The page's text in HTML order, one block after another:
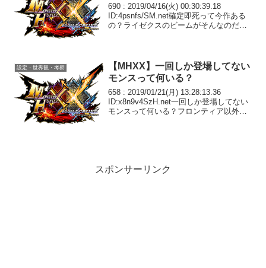
690 : 2019/04/16(火) 00:30:39.18
ID:4psnfs/SM.net確定即死って今作ある
の？ライゼクスのビームがそんなのだっ
設定・世界観・考察
【MHXX】一回しか登場してない
モンスって何いる？
658 : 2019/01/21(月) 13:28:13.36
ID:x8n9v4SzH.net一回しか登場してない
モンスって何いる？フロンティア以外で
スポンサーリンク